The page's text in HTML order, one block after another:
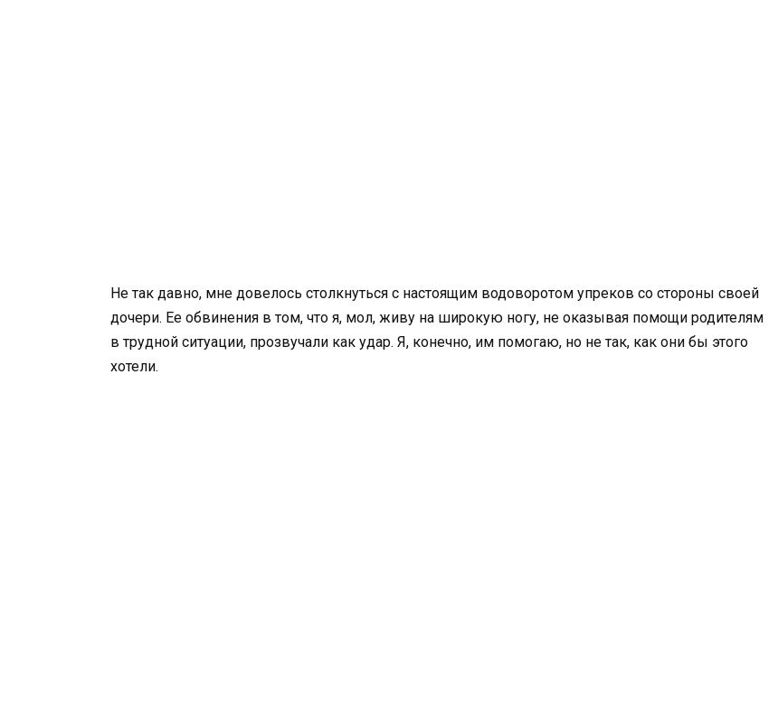
Не так давно, мне довелось столкнуться с настоящим водоворотом упреков со стороны своей
дочери. Ее обвинения в том, что я, мол, живу на широкую ногу, не оказывая помощи родителям
в трудной ситуации, прозвучали как удар. Я, конечно, им помогаю, но не так, как они бы этого
хотели.